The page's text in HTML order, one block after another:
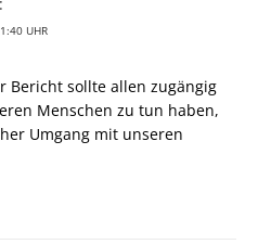
UHR
Bericht sollte allen zugängig
Menschen zu tun haben,
Umgang mit unseren